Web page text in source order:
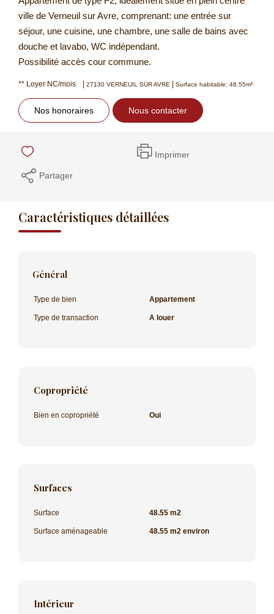
ville de Verneuil sur Avre, comprenant: une entrée sur
séjour, une cuisine, une chambre, une salle de bains avec
douche et lavabo, WC indépendant.
Possibilité accès cour commune.
** Loyer NC/mois | 27130 VERNEUIL SUR AVRE | Surface habitable: 48.55m²
Nos honoraires Nous contacter
Imprimer
Partager
Caractéristiques détaillées
Général
Type de bien Appartement
Type de transaction A louer
Copropriété
Bien en copropriété Oui
Surfaces
Surface 48.55 m2
Surface aménageable 48.55 m2 environ
Intérieur